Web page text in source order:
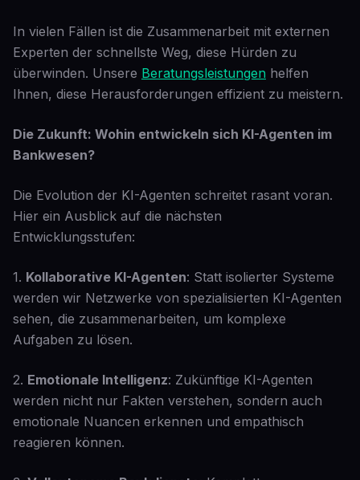
In vielen Fällen ist die Zusammenarbeit mit externen
Experten der schnellste Weg, diese Hürden zu
überwinden. Unsere Beratungsleistungen helfen
Ihnen, diese Herausforderungen effizient zu meistern.
Die Zukunft: Wohin entwickeln sich KI-Agenten im
Bankwesen?
Die Evolution der KI-Agenten schreitet rasant voran.
Hier ein Ausblick auf die nächsten
Entwicklungsstufen:
1. Kollaborative KI-Agenten: Statt isolierter Systeme
werden wir Netzwerke von spezialisierten KI-Agenten
sehen, die zusammenarbeiten, um komplexe
Aufgaben zu lösen.
2. Emotionale Intelligenz: Zukünftige KI-Agenten
werden nicht nur Fakten verstehen, sondern auch
emotionale Nuancen erkennen und empathisch
reagieren können.